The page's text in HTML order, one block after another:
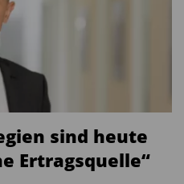
Und da gibt es
glauben wir, dass
Faktoren in der
Vorteile beim
Diese stehen einem
Art und
es schon fast
sind heute
Ertragsquelle“